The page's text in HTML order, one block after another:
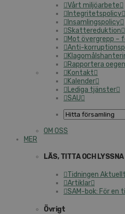
Vårt miljöarbete
Integritetspolicy
Insamlingspolicy
Skattereduktion
Mot övergrepp –
Anti-
Rapportera
Kontakt
Kalender
Lediga tjänster
SAU
OM OSS
MER
LÄS, TITTA OCH LYSSNA
Tidningen
Artiklar
SAM-bok: För en
Övrigt